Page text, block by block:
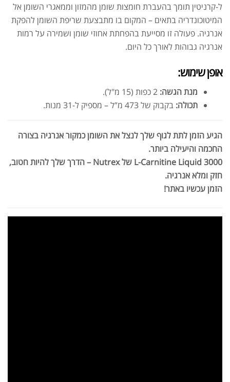
ל-קרניטין תומך בהעברת חומצות שומן מהמזון וממאגרי השומן אל
המיטוכונדריה בתאים – המקום בו מתבצעת שריפת השומן להפקת
אנרגיה. פעולה זו מסייעת בהפחתת אחוזי שומן ושמירה על רמות
אנרגיה גבוהות לאורך כל היום.
אופן שימוש:
מנת הגשה:
תכולה: בקבוק של 473 מ”ל – מספיק ל-31 מנות.
הגיע הזמן לתת לגוף שלך לנצל את השומן כמקור אנרגיה בצורה
החכמה והיעילה ביותר.
L-Carnitine Liquid 3000 של Nutrex – הדרך שלך להיות חטוב,
חזק ומלא אנרגיה.
הזמן עכשיו באתר!